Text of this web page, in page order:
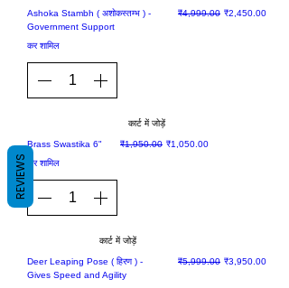
Sale
Ashoka Stambh ( अशोकस्तम्भ ) -
Government Support
नियमित मूल्य
₹4,999.00 बिक्री मूल्य
₹2,450.00
कर शामिल
कार्ट में जोड़ें
Sale
Brass Swastika 6" नियमित मूल्य
₹1,950.00 बिक्री मूल्य
₹1,050.00
कर शामिल
कार्ट में जोड़ें
Sale
Deer Leaping Pose ( हिरण ) -
Gives Speed and Agility
नियमित मूल्य
₹5,999.00 बिक्री मूल्य
₹3,950.00
REVIEWS